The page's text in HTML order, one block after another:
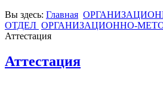
Вы здесь: Главная
ОТДЕЛ ОРГАНИЗАЦИОННО-
Аттестация
Аттестация